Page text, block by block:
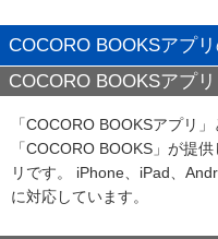
COCORO BOOKSアプ
COCORO BOOKSアプ
「COCORO BOOKSアプリ
「COCORO BOOKS」が提
リです。 iPhone、iPad、
に対応しています。